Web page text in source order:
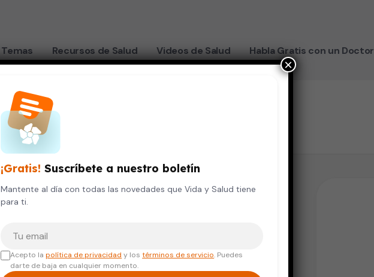
Temas Recursos de Salud Videos de Salud Habla Gratis con un Doctor
¡Gratis! Suscríbete a nuestro boletín
Mantente al día con todas las novedades que Vida y Salud tiene
para ti.
Acepto lapolítica de privacidad y lostérminos de servicio. Puedes
darte de baja en cualquier momento.
×